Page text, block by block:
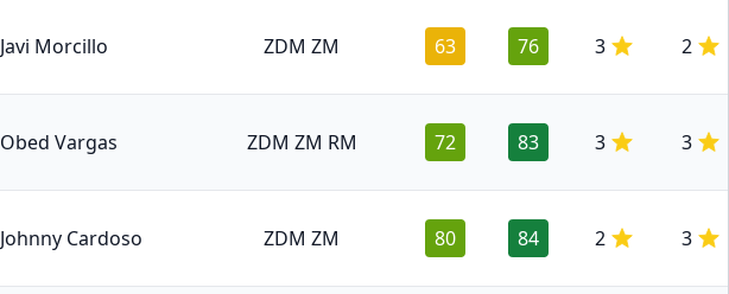
Javi Morcillo ZDM ZM 63 76 3 2
Obed Vargas ZDM ZM RM 72 83 3 3
Johnny Cardoso ZDM ZM 80 84 2 3